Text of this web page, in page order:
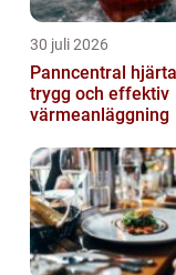
30 juli 2026
Panncentral hjärtat i en
trygg och effektiv
värmeanläggning